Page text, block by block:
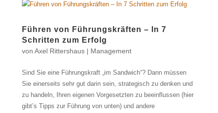
Führen von Führungskräften – In 7
Schritten zum Erfolg
von Axel Rittershaus| Management
Sind Sie eine Führungskraft „im Sandwich“? Dann müssen
Sie einerseits sehr gut darin sein, strategisch zu denken und
zu handeln, Ihren eigenen Vorgesetzten zu beeinflussen (hier
gibt’s Tipps zur Führung von unten) und andere